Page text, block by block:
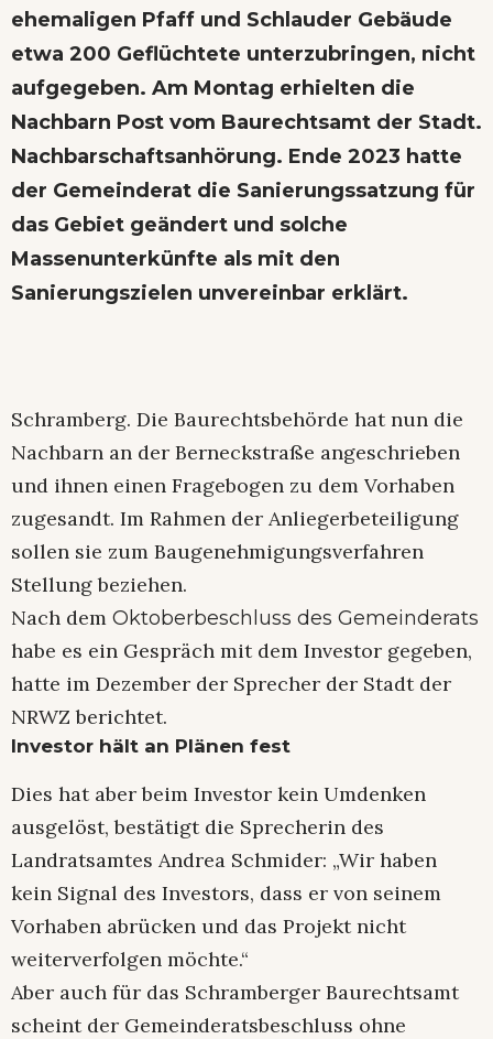
ehemaligen Pfaff und Schlauder Gebäude
etwa 200 Geflüchtete unterzubringen, nicht
aufgegeben. Am Montag erhielten die
Nachbarn Post vom Baurechtsamt der Stadt.
Nachbarschaftsanhörung. Ende 2023 hatte
der Gemeinderat die Sanierungssatzung für
das Gebiet geändert und solche
Massenunterkünfte als mit den
Sanierungszielen unvereinbar erklärt.
Schramberg. Die Baurechtsbehörde hat nun die
Nachbarn an der Berneckstraße angeschrieben
und ihnen einen Fragebogen zu dem Vorhaben
zugesandt. Im Rahmen der Anliegerbeteiligung
sollen sie zum Baugenehmigungsverfahren
Stellung beziehen.
Nach dem Oktoberbeschluss des Gemeinderats
habe es ein Gespräch mit dem Investor gegeben,
hatte im Dezember der Sprecher der Stadt der
NRWZ berichtet.
Investor hält an Plänen fest
Dies hat aber beim Investor kein Umdenken
ausgelöst, bestätigt die Sprecherin des
Landratsamtes Andrea Schmider: „Wir haben
kein Signal des Investors, dass er von seinem
Vorhaben abrücken und das Projekt nicht
weiterverfolgen möchte.“
Aber auch für das Schramberger Baurechtsamt
scheint der Gemeinderatsbeschluss ohne